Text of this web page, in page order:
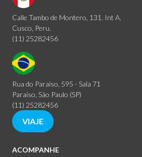
Calle Tambo de Montero, 131. Int A.
Cusco, Peru.
(11) 25282456
Rua do Paraíso, 595 - Sala 71
Paraíso, São Paulo (SP)
(11) 25282456
VIAJE
ACOMPANHE